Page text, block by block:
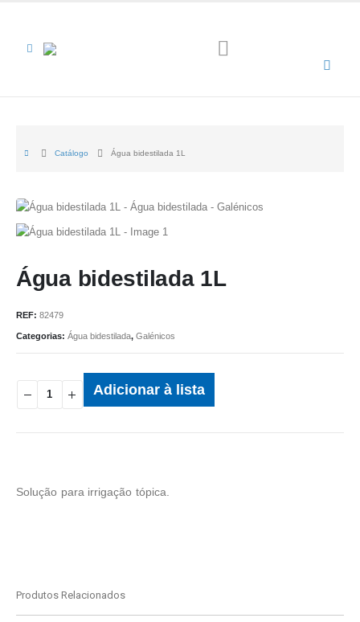
Catálogo Água bidestilada 1L
Água bidestilada 1L
REF: 82479
Categorias: Água bidestilada, Galénicos
Adicionar à lista
Solução para irrigação tópica.
Produtos Relacionados